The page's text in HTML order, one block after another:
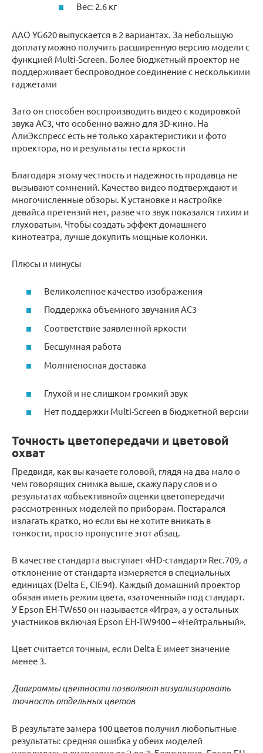
Вес: 2.6 кг
AAO YG620 выпускается в 2 вариантах. За небольшую
доплату можно получить расширенную версию модели с
функцией Multi-Screen. Более бюджетный проектор не
поддерживает беспроводное соединение с несколькими
гаджетами
Зато он способен воспроизводить видео с кодировкой
звука AC3, что особенно важно для 3D-кино. На
АлиЭкспресс есть не только характеристики и фото
проектора, но и результаты теста яркости
Благодаря этому честность и надежность продавца не
вызывают сомнений. Качество видео подтверждают и
многочисленные обзоры. К установке и настройке
девайса претензий нет, разве что звук показался тихим и
глуховатым. Чтобы создать эффект домашнего
кинотеатра, лучше докупить мощные колонки.
Плюсы и минусы
Великолепное качество изображения
Поддержка объемного звучания AC3
Соответствие заявленной яркости
Бесшумная работа
Молниеносная доставка
Глухой и не слишком громкий звук
Нет поддержки Multi-Screen в бюджетной версии
Точность цветопередачи и цветовой
охват
Предвидя, как вы качаете головой, глядя на два мало о
чем говорящих снимка выше, скажу пару слов и о
результатах «объективной» оценки цветопередачи
рассмотренных моделей по приборам. Постарался
излагать кратко, но если вы не хотите вникать в
тонкости, просто пропустите этот абзац.
В качестве стандарта выступает «HD-стандарт» Rec.709, а
отклонение от стандарта измеряется в специальных
единицах (Delta E, CIE94). Каждый домашний проектор
обязан иметь режим цвета, «заточенный» под стандарт.
У Epson EH-TW650 он называется «Игра», а у остальных
участников включая Epson EH-TW9400 – «Нейтральный».
Цвет считается точным, если Delta E имеет значение
менее 3.
Диаграммы цветности позволяют визуализировать
точность отдельных цветов
В результате замера 100 цветов получил любопытные
результаты: средняя ошибка у обеих моделей